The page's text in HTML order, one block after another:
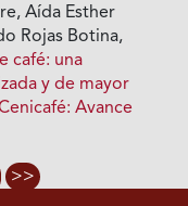
Aída Esther
Rojas Botina,
café: una
y de mayor
Avance
>>